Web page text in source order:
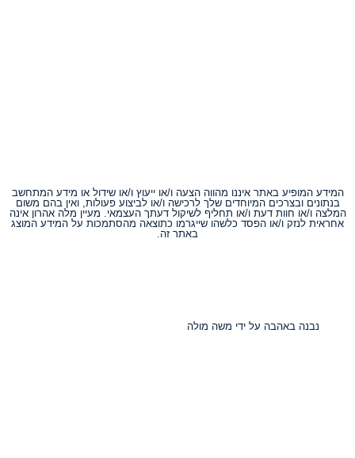
באתר איננו מהווה הצעה ו/או ייעוץ ו/או שידול או מידע המתחשב
ובצרכים המיוחדים שלך לרכישה ו/או לביצוע פעולות, ואין בהם משום
חוות דעת ו/או תחליף לשיקול דעתך העצמאי. מעיין מלה אהרון אינה
ו/או הפסד כלשהו שייגרמו כתוצאה מהסתמכות על המידע המוצג
באהבה על ידי משה מולה